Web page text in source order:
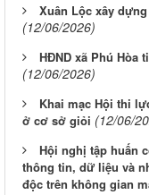
Xuân Lộc xây
(12/06/2026)
HĐND xã Phú Hòa
(12/06/2026)
Khai mạc Hội thi
ở cơ sở giỏi (12/06/
Hội nghị tập huấn
thông tin, dữ liệu và
độc trên không gian